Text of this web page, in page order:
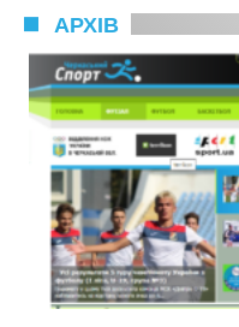
АРХІВ